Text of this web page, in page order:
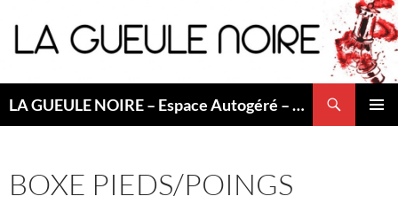
au
contenu
LA GUEULE NOIRE – Espace Autogéré – Saint Etienne
BOXE PIEDS/POINGS